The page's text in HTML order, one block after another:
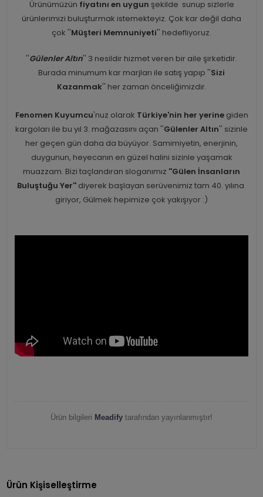
Ürünümüzün fiyatını en uygun şekilde sunup sizlerle
ürünlerimizi buluşturmak istemekteyiz. Çok kar değil daha
çok ''Müşteri Memnuniyeti'' hedefliyoruz.
''Gülenler Altın'' 3 nesildir hizmet veren bir aile şirketidir.
Burada minumum kar marjları ile satış yapıp ''Sizi
Kazanmak'' her zaman önceliğimizdir.
Fenomen Kuyumcu'nuz olarak Türkiye'nin her yerinegiden
kargoları ile bu yıl 3. mağazasını açan ''Gülenler Altın'' sizinle
her geçen gün daha da büyüyor. Samimiyetin, enerjinin,
duygunun, heyecanın en güzel halini sizinle yaşamak
muazzam. Bizi taçlandıran sloganımız ''Gülen İnsanların
Buluştuğu Yer'' diyerek başlayan serüvenimiz tam 40. yılına
giriyor, Gülmek hepimize çok yakışıyor :)
Ürün bilgileri Meadify tarafından yayınlanmıştır!
Ürün Kişiselleştirme